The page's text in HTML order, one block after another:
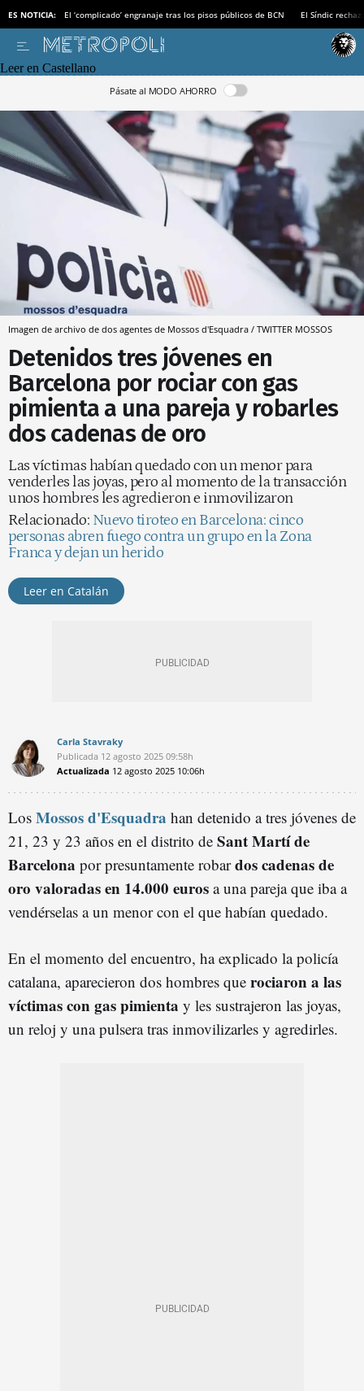
ES NOTICIA: El ‘complicado’ engranaje tras los pisos públicos de BCN El Síndic
Leer en Castellano
Pásate al MODO AHORRO
Imagen de archivo de dos agentes de Mossos d'Esquadra / TWITTER MOSSOS
Detenidos tres jóvenes en
Barcelona por rociar con gas
pimienta a una pareja y robarles
dos cadenas de oro
Las víctimas habían quedado con un menor para
venderles las joyas, pero al momento de la transacción
unos hombres les agredieron e inmovilizaron
Relacionado: Nuevo tiroteo en Barcelona: cinco
personas abren fuego contra un grupo en la Zona
Franca y dejan un herido
Leer en Catalán
Carla Stavraky
Publicada 12 agosto 2025 09:58h
Actualizada 12 agosto 2025 10:06h
Los Mossos d'Esquadra han detenido a tres jóvenes de
21, 23 y 23 años en el distrito de Sant Martí de
Barcelona por presuntamente robardos cadenas de
oro valoradas en 14.000 euros a una pareja que iba a
vendérselas a un menor con el que habían quedado.
En el momento del encuentro, ha explicado la policía
catalana, aparecieron dos hombres que rociaron a las
víctimas con gas pimienta y les sustrajeron las joyas,
un reloj y una pulsera tras inmovilizarles y agredirles.